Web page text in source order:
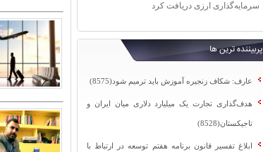
سرمایه‌گذاری ارزی دریافت کرد
پربیننده ترین ها
عارف: شکاف زنجیره آموزش باید ترمیم شود(8575)
هدف‌گذاری تجارت یک میلیارد دلاری میان ایران و
تاجیکستان(8528)
ابلاغ تفسیر قانون برنامه هفتم توسعه در ارتباط با